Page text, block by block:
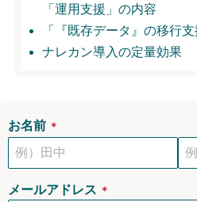
「運用支援」の内容
「『既存データ』の移行
ナレカン導入の定量効果
お名前 ＊
メールアドレス ＊